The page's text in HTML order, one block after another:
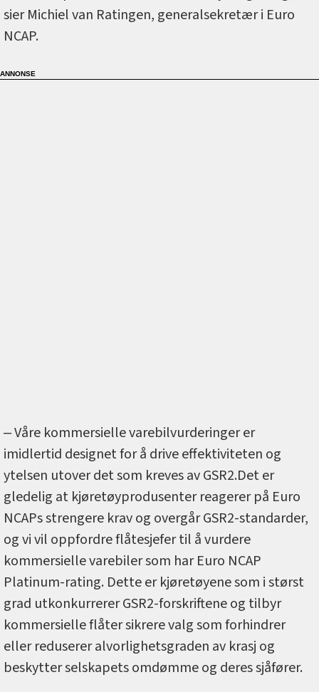
sier Michiel van Ratingen, generalsekretær i Euro
NCAP.
‒ Våre kommersielle varebilvurderinger er
imidlertid designet for å drive effektiviteten og
ytelsen utover det som kreves av GSR2.Det er
gledelig at kjøretøyprodusenter reagerer på Euro
NCAPs strengere krav og overgår GSR2-standarder,
og vi vil oppfordre flåtesjefer til å vurdere
kommersielle varebiler som har Euro NCAP
Platinum-rating. Dette er kjøretøyene som i størst
grad utkonkurrerer GSR2-forskriftene og tilbyr
kommersielle flåter sikrere valg som forhindrer
eller reduserer alvorlighetsgraden av krasj og
beskytter selskapets omdømme og deres sjåfører.